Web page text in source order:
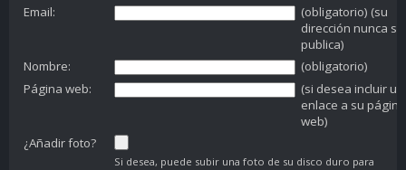
Email:
(obligatorio) (su
dirección nunca se
publica)
Nombre:
(obligatorio)
Página web:
(si desea incluir un
enlace a su página
web)
¿Añadir foto?
Si desea, puede subir una foto de su disco duro para